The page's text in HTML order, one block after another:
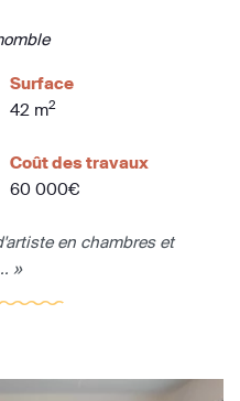
Surface
42 m2
Coût des travaux
60 000€
en chambres et
»